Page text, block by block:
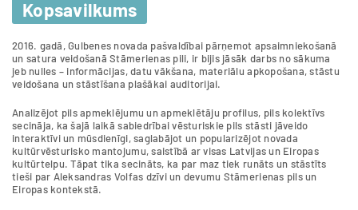
Kopsavilkums
2016. gadā, Gulbenes novada pašvaldībai pārņemot apsaimniekošanā
un satura veidošanā Stāmerienas pili, ir bijis jāsāk darbs no sākuma
jeb nulles – informācijas, datu vākšana, materiālu apkopošana, stāstu
veidošana un stāstīšana plašākai auditorijai.
Analizējot pils apmeklējumu un apmeklētāju profilus, pils kolektīvs
secināja, ka šajā laikā sabiedrībai vēsturiskie pils stāsti jāveido
interaktīvi un mūsdienīgi, saglabājot un popularizējot novada
kultūrvēsturisko mantojumu, saistībā ar visas Latvijas un Eiropas
kultūrtelpu. Tāpat tika secināts, ka par maz tiek runāts un stāstīts
tieši par Aleksandras Volfas dzīvi un devumu Stāmerienas pils un
Eiropas kontekstā.